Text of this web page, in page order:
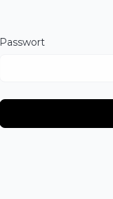
Passwort